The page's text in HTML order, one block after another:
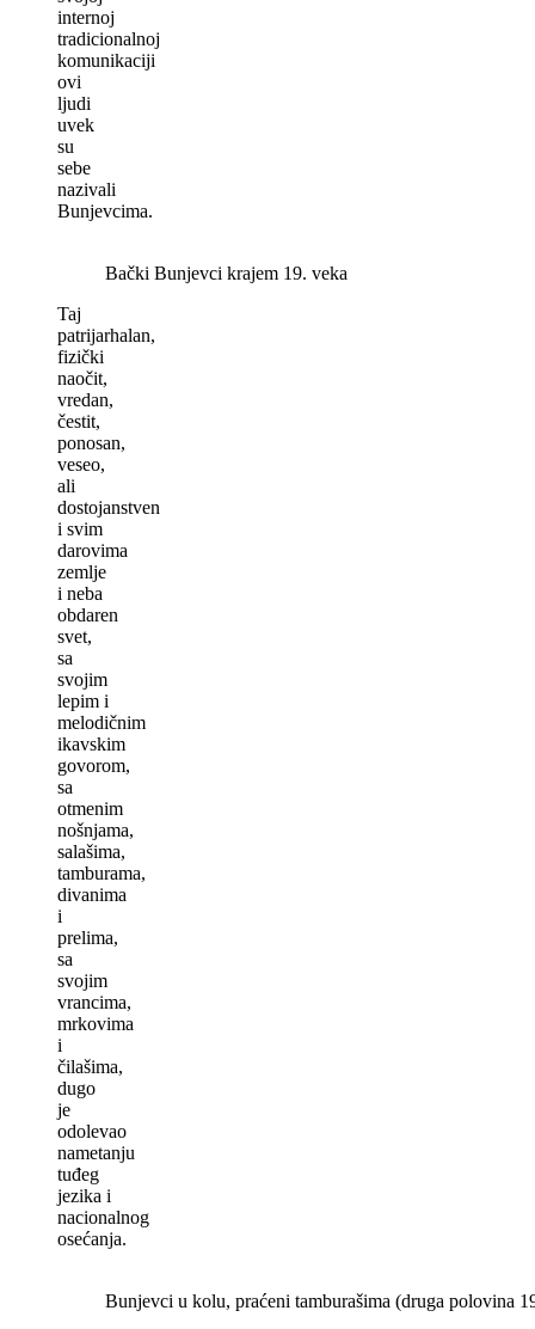
internoj
tradicionalnoj
komunikaciji
ovi
ljudi
uvek
su
sebe
nazivali
Bunjevcima.
Bački Bunjevci krajem 19. veka
Taj
patrijarhalan,
fizički
naočit,
vredan,
čestit,
ponosan,
veseo,
ali
dostojanstven
i svim
darovima
zemlje
i neba
obdaren
svet,
sa
svojim
lepim i
melodičnim
ikavskim
govorom,
sa
otmenim
nošnjama,
salašima,
tamburama,
divanima
i
prelima,
sa
svojim
vrancima,
mrkovima
i
čilašima,
dugo
je
odolevao
nametanju
tuđeg
jezika i
nacionalnog
osećanja.
Bunjevci u kolu, praćeni tamburašima (druga polovina